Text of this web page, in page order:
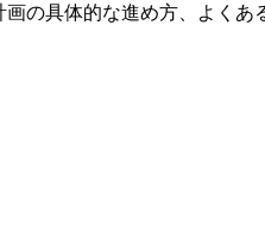
の具体的な進め方、よくあ